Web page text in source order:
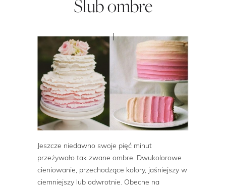
Ślub ombre
Jeszcze niedawno swoje pięć minut
przeżywało tak zwane ombre. Dwukolorowe
cieniowanie, przechodzące kolory, jaśniejszy w
ciemniejszy lub odwrotnie. Obecne na